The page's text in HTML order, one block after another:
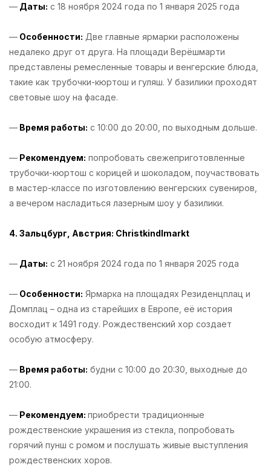
— Даты: с 18 ноября 2024 года по 1 января 2025 года
— Особенности: Две главные ярмарки расположены
недалеко друг от друга. На площади Верёшмарти
представлены ремесленные товары и венгерские блюда,
такие как трубочки-кюртош и гуляш. У базилики проходят
световые шоу на фасаде.
— Время работы: с 10:00 до 20:00, по выходным дольше.
— Рекомендуем: попробовать свежеприготовленные
трубочки-кюртош с корицей и шоколадом, поучаствовать
в мастер-классе по изготовлению венгерских сувениров,
а вечером насладиться лазерным шоу у базилики.
4. Зальцбург, Австрия: Christkindlmarkt
— Даты: с 21 ноября 2024 года по 1 января 2025 года
— Особенности: Ярмарка на площадях Резиденцплац и
Домплац – одна из старейших в Европе, её история
восходит к 1491 году. Рождественский хор создает
особую атмосферу.
— Время работы: будни с 10:00 до 20:30, выходные до
21:00.
— Рекомендуем: приобрести традиционные
рождественские украшения из стекла, попробовать
горячий пунш с ромом и послушать живые выступления
рождественских хоров.